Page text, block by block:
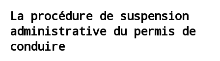
La procédure de suspension
administrative du permis de
conduire